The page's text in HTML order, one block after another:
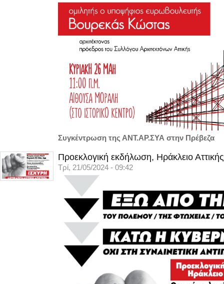
Συγκέντρωση της ΑΝΤ.ΑΡ.ΣΥΑ στην Πρέβεζα
Προεκλογική εκδήλωση, Ηράκλειο
Τρί, 21/05/2024 - 09:42